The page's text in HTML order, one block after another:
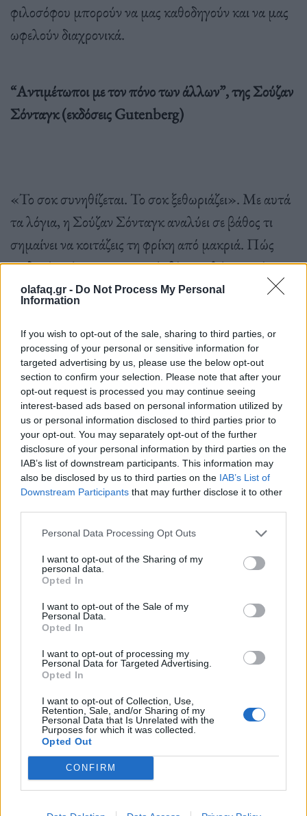
olafaq.gr - Do Not Process My Personal
Information
If you wish to opt-out of the sale, sharing to third parties, or
processing of your personal or sensitive information for
targeted advertising by us, please use the below opt-out
section to confirm your selection. Please note that after your
opt-out request is processed you may continue seeing
interest-based ads based on personal information utilized by
us or personal information disclosed to third parties prior to
your opt-out. You may separately opt-out of the further
disclosure of your personal information by third parties on the
IAB’s list of downstream participants. This information may
also be disclosed by us to third parties on the IAB’s List of
Downstream Participants that may further disclose it to other
Personal Data Processing Opt Outs
I want to opt-out of the Sharing of my
personal data.
Opted In
I want to opt-out of the Sale of my
Personal Data.
Opted In
I want to opt-out of processing my
Personal Data for Targeted Advertising.
Opted In
I want to opt-out of Collection, Use,
Retention, Sale, and/or Sharing of my
Personal Data that Is Unrelated with the
Purposes for which it was collected.
Opted Out
CONFIRM
φιλοσόφου μπορούν να μας καθοδηγούν και να μας
ωφελούν διαχρονικά.
“Αντιμέτωποι με τον πόνο των άλλων”, της Σούζαν
Σόνταγκ (εκδόσεις Gutenberg)
«Το σοκ συνηθίζεται. Το σοκ ξεθωριάζει». Mε αυτά
τα λόγια, η Σούζαν Σόνταγκ αναλύει σε βάθος τι
σημαίνει να κοιτάζεις τη φρίκη από μακριά. Πώς
επιδρούν μέσα μας οι σκηνές βίας, πολέμου, πόνου
που βλέπουμε σε φωτογραφίες και βίντεο; Μας
κάνουν όλο και πιο απαθείς; Ζούμε «σε έναν κόσμο
όπου η φωτογραφία εξυπηρετεί την καταναλωτική
χειραγώγηση», λέει η Σόνταγκ.Στο εξαιρετικά
επίκαιρο δοκίμιό της αντλεί παραδείγματα από την
πολιτική και την Ιστορία. Αναλύει την πολιτική
διάσταση των έργων του Γκόγια, ντοκουμέντα από
τους δύο Παγκόσμιους πολέμους και φωτογραφίες
από τη Ρουάντα, τη Βοσνία, την Παλαιστίνη και την
επίθεση στους Δίδυμους Πύργους, καταδεικνύοντας
την τεράστια δύναμη που ασκούν οι εικόνες πάνω
μας. Στο Αντιμέτωποι με τον πόνο των άλλων, η
Σόνταγκ μάς προειδοποιεί για την ευθύνη που
έχουμε οι ίδιοι ως θεατές.
“Yπέροχος Πόλεμος”, της Ευτυχίας Γιαννακάκη
(εκδόσεις Ίκαρος)
Μια αινιγματική δημοσιογράφος αναλαμβάνει να